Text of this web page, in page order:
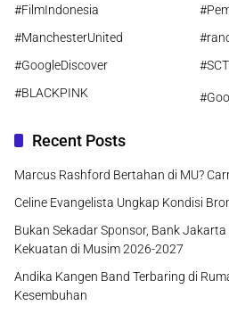
#FilmIndonesia
#ManchesterUnited
#GoogleDiscover
#BLACKPINK
Recent Posts
Marcus Rashford Bertahan di MU?
Celine Evangelista Ungkap Kondisi
Bukan Sekadar Sponsor, Bank
Kekuatan di Musim 2026-2027
Andika Kangen Band Terbaring di
Kesembuhan